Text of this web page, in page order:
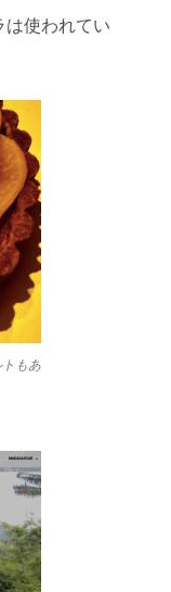
は使われてい
もあ